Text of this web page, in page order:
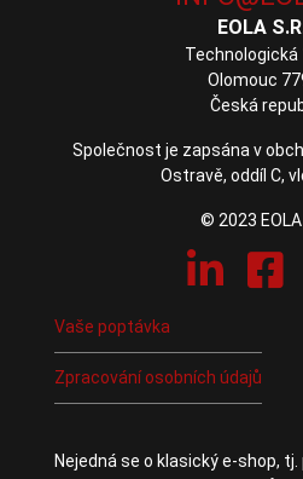
EOLA
Technologická
Olomouc
Česká
Společnost je zapsána v
Ostravě, oddíl C,
© 2023 EOLA
Vaše poptávka
Zpracování osobních údajů
Nejedná se o klasický e-shop,